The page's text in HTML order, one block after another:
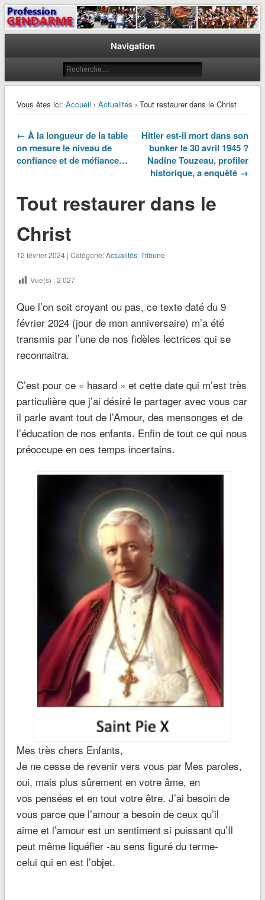
Profession Gendarme
Le journal des gendarmes
Navigation
Vous êtes ici: Accueil › Actualités › Tout restaurer dans le Christ
← À la longueur de la table
on mesure le niveau de
confiance et de méfiance…
Hitler est-il mort dans son
bunker le 30 avril 1945 ?
Nadine Touzeau, profiler
historique, a enquêté →
Tout restaurer dans le
Christ
12 février 2024 | Catégorie:Actualités, Tribune
Vue(s) :2 027
Que l’on soit croyant ou pas, ce texte daté du 9
février 2024 (jour de mon anniversaire) m’a été
transmis par l’une de nos fidèles lectrices qui se
reconnaitra.
C’est pour ce « hasard » et cette date qui m’est très
particulière que j’ai désiré le partager avec vous car
il parle avant tout de l’Amour, des mensonges et de
l’éducation de nos enfants. Enfin de tout ce qui nous
préoccupe en ces temps incertains.
Mes très chers Enfants,
Je ne cesse de revenir vers vous par Mes paroles,
oui, mais plus sûrement en votre âme, en
vos pensées et en tout votre être. J’ai besoin de
vous parce que l’amour a besoin de ceux qu’il
aime et l’amour est un sentiment si puissant qu’Il
peut même liquéfier -au sens figuré du terme-
celui qui en est l’objet.